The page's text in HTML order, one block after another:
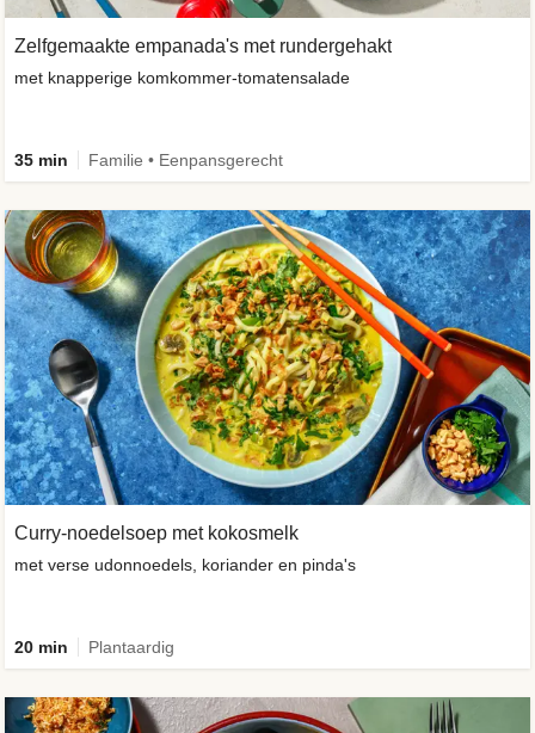
Zelfgemaakte empanada's met rundergehakt
met knapperige komkommer-tomatensalade
35 min Familie • Eenpansgerecht
Curry-noedelsoep met kokosmelk
met verse udonnoedels, koriander en pinda's
20 min Plantaardig